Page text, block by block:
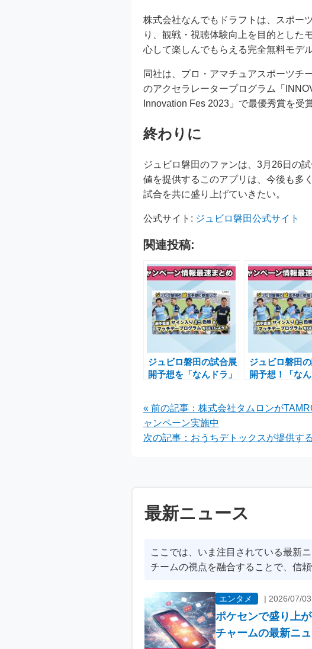
株式会社なんでもドラフトは、スポー
り、観戦・視聴体験向上を目的とした
心して楽しんでもらえる完全無料モデ
同社は、プロ・アマチュアスポーツチ
のアクセラレータープログラム「
Innovation Fes 2023」で最優秀賞を受
終わりに
ジュビロ磐田のファンは、3月26日の
値を提供するこのアプリは、今後も多
試合を共に盛り上げていきたい。
公式サイト: ジュビロ磐田公式サイト
関連投稿:
ジュビロ磐田の試合展
開予想を「なんドラ」
ジュビロ磐田
開予想！「なん
« 前の記事：株式会社タムロンが
ャンペーン実施中
次の記事：おうちデトックスが提供す
最新ニュース
ここでは、いま注目されている最新
チームの視点を融合することで、信
エンタメ | 2026/07/03
ポケセンで盛り上
チャームの最新ニ